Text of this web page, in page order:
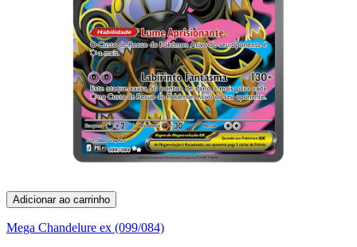
Adicionar ao carrinho
Mega Chandelure ex (099/084)